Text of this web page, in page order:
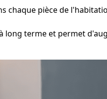
chaque pièce de
long terme et permet